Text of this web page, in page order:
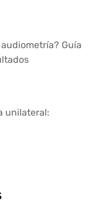
Guía
unilateral: